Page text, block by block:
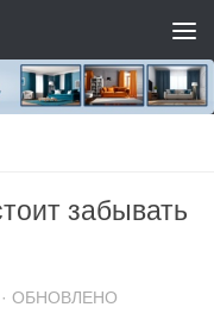
забывать
· ОБНОВЛЕНО